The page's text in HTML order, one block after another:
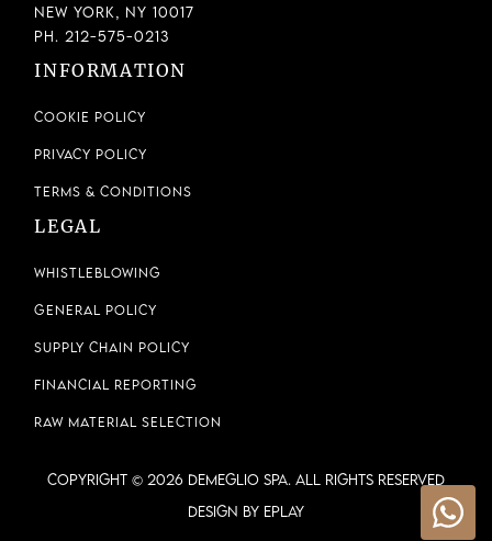
Indicazioni
ALEXANDER'S JEWELERS
689 N HIGH ST
Columbus, Ohio, 43215
(614)-233-6666
Indicazioni
LAS PALMAS DE G.C., 35002
928385523
P.IVA: ESB35109073
New York, NY 10017
Ph. 212-575-0213
INFORMATION
Cookie Policy
Privacy Policy
Terms & Conditions
LEGAL
Whistleblowing
General Policy
Supply Chain Policy
Financial Reporting
Raw Material Selection
COPYRIGHT © 2026 DEMEGLIO SPA. ALL RIGHTS RESERVED
Design by ePlay